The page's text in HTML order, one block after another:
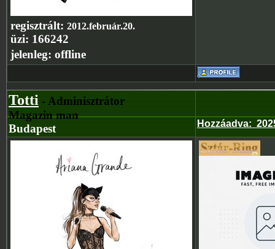
regisztrált: 2012.február.20.
üzi: 166242
jelenleg: offline
Totti- Adminisztrátor
Magazin man
Budapest
Hozzáadva: